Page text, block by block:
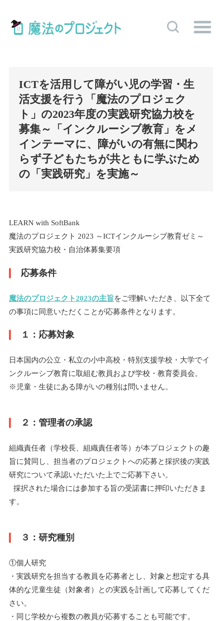
ICTを活用して障がい児の学習・生
活支援を行う
「魔法のプロジェク
ト」の2023年度の実践研究協力校を
募集～「インクルーシブ教育」をメ
インテーマに、
障がいの有無に関わ
らず子どもたちが共ともに学ぶため
の「実践研究」を実施～
LEARN with SoftBank
魔法のプロジェクト 2023 ～ICTインクルーシブ教育ゼミ～
実践研究協力校・自治体募集要項
応募条件
魔法のプロジェクト2023の主旨をご理解いただき、以下全て
の事項に同意いただくことが応募条件となります。
１：応募対象
日本国内の公立・私立の小中高校・特別支援学校・大学でイ
ンクルーシブ教育に取組む教員および学校・教育委員会。
※児童・生徒にある障がいの種別は問いません。
２：管理者の承認
組織責任者（学校長、組織責任者等）が本プロジェクトの趣
旨に賛同し、担当者のプロジェクトへの応募と採択後の実践
研究について承認いただいた上でご応募下さい。
採択された場合には参加する旨の受諾書に押印いただきま
す。
３：研究種別
①個人研究
・実践研究を担当する教員を応募者とし、対象と想定する具
体的な児童生徒（対象者）との実践を計画して応募してくだ
さい。
・同じ学校から複数の教員が応募することも可能です。